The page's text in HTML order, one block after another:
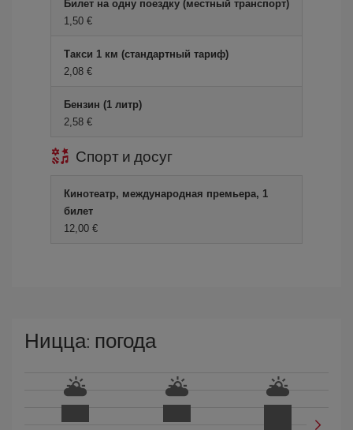
Билет на одну поездку (местный транспорт)
1,50 €
Такси 1 км (стандартный тариф)
2,08 €
Бензин (1 литр)
2,58 €
Спорт и досуг
Кинотеатр, международная премьера, 1
билет
12,00 €
Ницца: погода